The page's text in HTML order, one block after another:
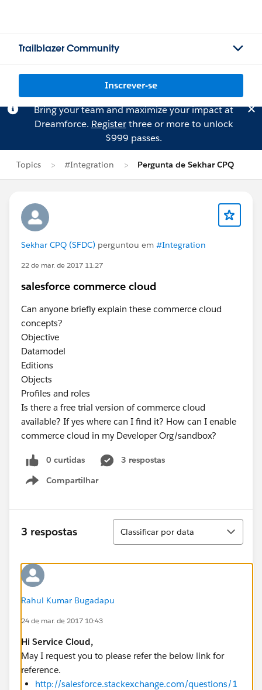
Trailblazer Community
Inscrever-se
Bring your team and maximize your impact at
Dreamforce. Registerthree or more to unlock
$999 passes.
Topics #Integration Pergunta de Sekhar CPQ
Sekhar CPQ (SFDC) perguntou em #Integration
22 de mar. de 2017 11:27
salesforce commerce cloud
Can anyone briefly explain these commerce cloud
concepts?
Objective
Datamodel
Editions
Objects
Profiles and roles
Is there a free trial version of commerce cloud
available? If yes where can I find it? How can I enable
commerce cloud in my Developer Org/sandbox?
0 curtidas
3 respostas
Compartilhar
Show menu
3 respostas
Classificar
Classificar por data
Rahul Kumar Bugadapu
24 de mar. de 2017 10:43
Hi Service Cloud,
May I request you to please refer the below link for
reference.
http://salesforce.stackexchange.com/questions/1